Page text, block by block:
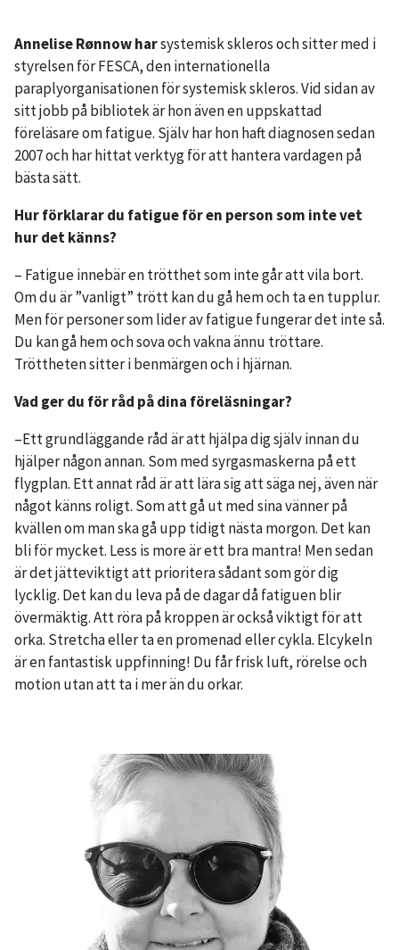
Annelise Rønnow harsystemisk skleros och sitter med i
styrelsen för FESCA, den internationella
paraplyorganisationen för systemisk skleros. Vid sidan av
sitt jobb på bibliotek är hon även en uppskattad
föreläsare om fatigue. Själv har hon haft diagnosen sedan
2007 och har hittat verktyg för att hantera vardagen på
bästa sätt.
Hur förklarar du fatigue för en person som inte vet
hur det känns?
– Fatigue innebär en trötthet som inte går att vila bort.
Om du är ”vanligt” trött kan du gå hem och ta en tupplur.
Men för personer som lider av fatigue fungerar det inte så.
Du kan gå hem och sova och vakna ännu tröttare.
Tröttheten sitter i benmärgen och i hjärnan.
Vad ger du för råd på dina föreläsningar?
–Ett grundläggande råd är att hjälpa dig själv innan du
hjälper någon annan. Som med syrgasmaskerna på ett
flygplan. Ett annat råd är att lära sig att säga nej, även när
något känns roligt. Som att gå ut med sina vänner på
kvällen om man ska gå upp tidigt nästa morgon. Det kan
bli för mycket. Less is more är ett bra mantra! Men sedan
är det jätteviktigt att prioritera sådant som gör dig
lycklig. Det kan du leva på de dagar då fatiguen blir
övermäktig. Att röra på kroppen är också viktigt för att
orka. Stretcha eller ta en promenad eller cykla. Elcykeln
är en fantastisk uppfinning! Du får frisk luft, rörelse och
motion utan att ta i mer än du orkar.